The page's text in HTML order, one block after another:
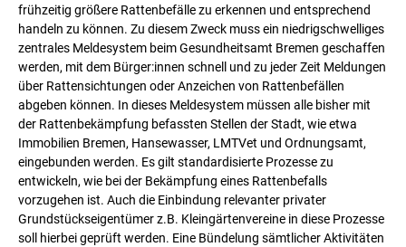
frühzeitig größere Rattenbefälle zu erkennen und entsprechend
handeln zu können. Zu diesem Zweck muss ein niedrigschwelliges
zentrales Meldesystem beim Gesundheitsamt Bremen geschaffen
werden, mit dem Bürger:innen schnell und zu jeder Zeit Meldungen
über Rattensichtungen oder Anzeichen von Rattenbefällen
abgeben können. In dieses Meldesystem müssen alle bisher mit
der Rattenbekämpfung befassten Stellen der Stadt, wie etwa
Immobilien Bremen, Hansewasser, LMTVet und Ordnungsamt,
eingebunden werden. Es gilt standardisierte Prozesse zu
entwickeln, wie bei der Bekämpfung eines Rattenbefalls
vorzugehen ist. Auch die Einbindung relevanter privater
Grundstückseigentümer z.B. Kleingärtenvereine in diese Prozesse
soll hierbei geprüft werden. Eine Bündelung sämtlicher Aktivitäten